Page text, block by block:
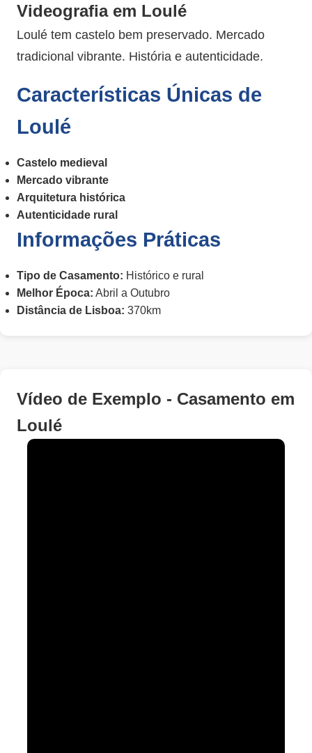
Videografia em Loulé
Loulé tem castelo bem preservado. Mercado
tradicional vibrante. História e autenticidade.
Características Únicas de
Loulé
Castelo medieval
Mercado vibrante
Arquitetura histórica
Autenticidade rural
Informações Práticas
Tipo de Casamento: Histórico e rural
Melhor Época: Abril a Outubro
Distância de Lisboa: 370km
Vídeo de Exemplo - Casamento em
Loulé